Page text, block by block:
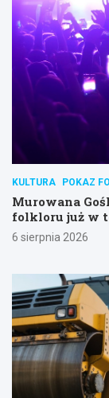
KULTURA POKAZ
Murowana
folkloru już w
6 sierpnia 2026